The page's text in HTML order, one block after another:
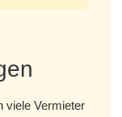
viele Vermieter